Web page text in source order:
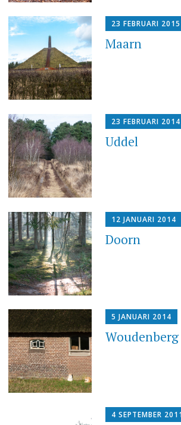
23 FEBRUARI 2015
Maarn
23 FEBRUARI 2014
Uddel
12 JANUARI 2014
Doorn
5 JANUARI 2014
Woudenberg
4 SEPTEMBER